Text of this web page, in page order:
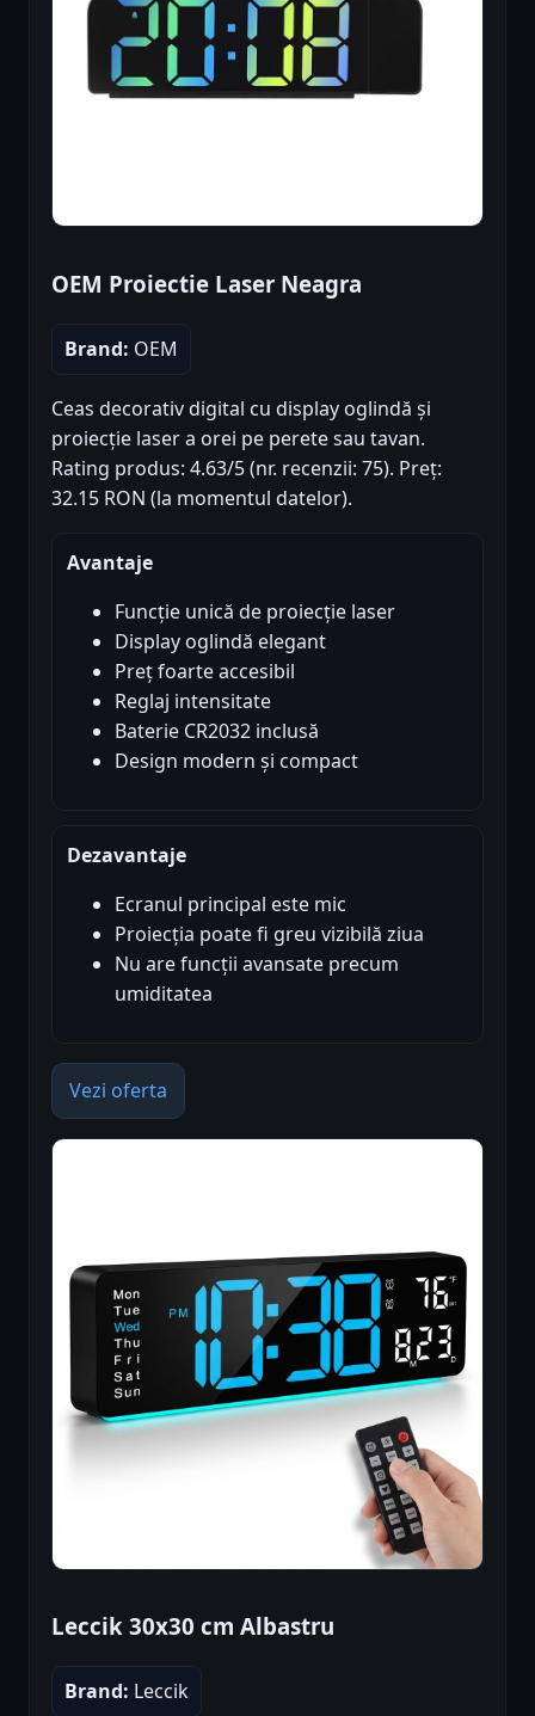
OEM Proiectie Laser Neagra
Brand: OEM
Ceas decorativ digital cu display oglindă și
proiecție laser a orei pe perete sau tavan.
Rating produs: 4.63/5 (nr. recenzii: 75). Preț:
32.15 RON (la momentul datelor).
Avantaje
Funcție unică de proiecție laser
Display oglindă elegant
Preț foarte accesibil
Reglaj intensitate
Baterie CR2032 inclusă
Design modern și compact
Dezavantaje
Ecranul principal este mic
Proiecția poate fi greu vizibilă ziua
Nu are funcții avansate precum
umiditatea
Vezi oferta
Leccik 30x30 cm Albastru
Brand: Leccik